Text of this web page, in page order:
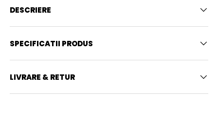
DESCRIERE
SPECIFICATII PRODUS
LIVRARE & RETUR